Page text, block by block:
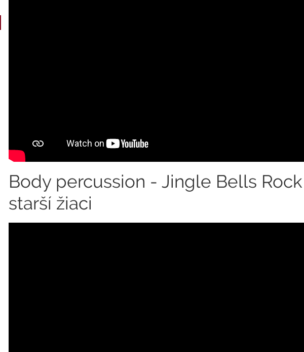
Body percussion - Jingle Bells
starší žiaci